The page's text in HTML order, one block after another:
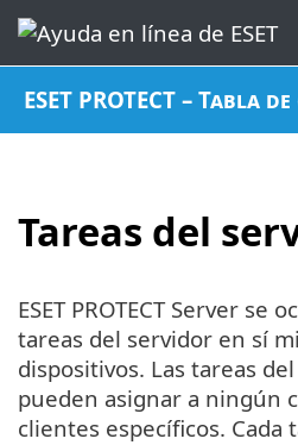
ESET PROTECT – Tabla
Tareas del
ESET PROTECT Server se
tareas del servidor en sí
dispositivos. Las tareas
pueden asignar a ningún
clientes específicos. Cada